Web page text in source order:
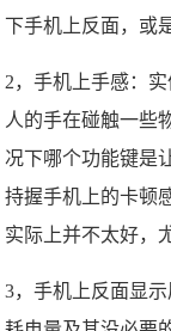
下手机上反面，或
2，手机上手感：
人的手在碰触一些
况下哪个功能键是
持握手机上的卡顿
实际上并不太好，
3，手机上反面显